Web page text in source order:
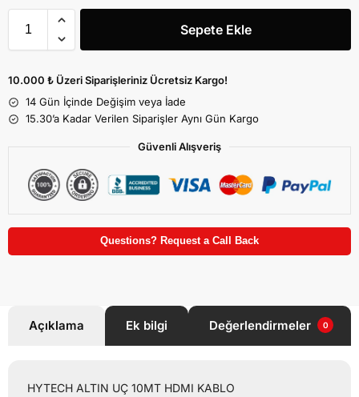
Sepete Ekle
10.000 ₺ Üzeri Siparişleriniz Ücretsiz Kargo!
14 Gün İçinde Değişim veya İade
15.30’a Kadar Verilen Siparişler Aynı Gün Kargo
Güvenli Alışveriş
Questions? Request a Call Back
Açıklama Ek bilgi Değerlendirmeler 0
HYTECH ALTIN UÇ 10MT HDMI KABLO